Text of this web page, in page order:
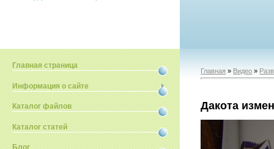
Главная страница
Информация о сайте
Каталог файлов
Каталог статей
Главная » Видео »
Дакота